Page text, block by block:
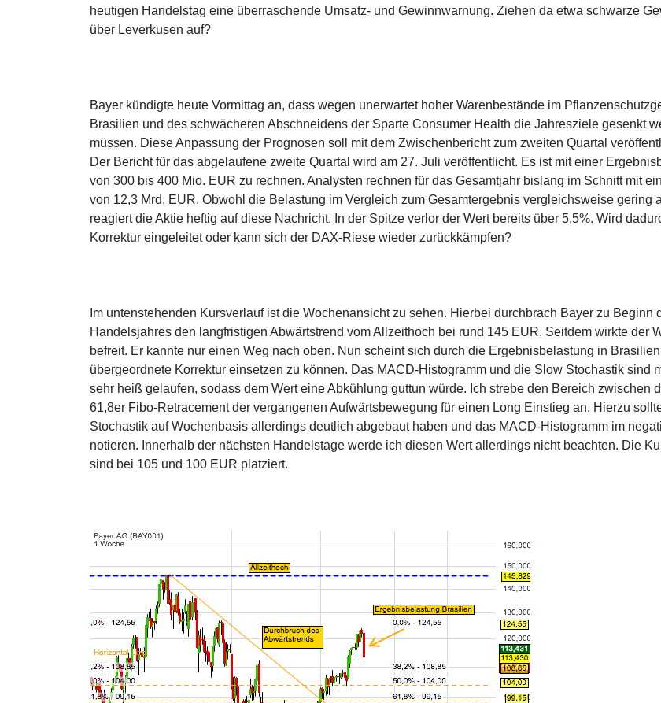
heutigen Handelstag eine überraschende Umsatz- und Gewinnwarnung. Ziehen da etwa schwarze
über Leverkusen auf?
Bayer kündigte heute Vormittag an, dass wegen unerwartet hoher Warenbestände im
Brasilien und des schwächeren Abschneidens der Sparte Consumer Health die Jahresziele gesenkt
müssen. Diese Anpassung der Prognosen soll mit dem Zwischenbericht zum zweiten Quartal
Der Bericht für das abgelaufene zweite Quartal wird am 27. Juli veröffentlicht. Es ist mit einer
von 300 bis 400 Mio. EUR zu rechnen. Analysten rechnen für das Gesamtjahr bislang im Schnitt mit
von 12,3 Mrd. EUR. Obwohl die Belastung im Vergleich zum Gesamtergebnis vergleichsweise gering
reagiert die Aktie heftig auf diese Nachricht. In der Spitze verlor der Wert bereits über 5,5%. Wird
Korrektur eingeleitet oder kann sich der DAX-Riese wieder zurückkämpfen?
Im untenstehenden Kursverlauf ist die Wochenansicht zu sehen. Hierbei durchbrach Bayer zu Beginn
Handelsjahres den langfristigen Abwärtstrend vom Allzeithoch bei rund 145 EUR. Seitdem wirkte der
befreit. Er kannte nur einen Weg nach oben. Nun scheint sich durch die Ergebnisbelastung in
übergeordnete Korrektur einsetzen zu können. Das MACD-Histogramm und die Slow Stochastik sind
sehr heiß gelaufen, sodass dem Wert eine Abkühlung guttun würde. Ich strebe den Bereich zwischen
61,8er Fibo-Retracement der vergangenen Aufwärtsbewegung für einen Long Einstieg an. Hierzu
Stochastik auf Wochenbasis allerdings deutlich abgebaut haben und das MACD-Histogramm im
notieren. Innerhalb der nächsten Handelstage werde ich diesen Wert allerdings nicht beachten. Die
sind bei 105 und 100 EUR platziert.